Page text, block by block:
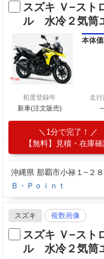
スズキ Ｖ−ス
ル 水冷２気筒
本体
初度登録年
新車(注文販売)
走
1分で完了！
【無料】見積・在庫
沖縄県 那覇市小禄１−２
Ｂ・Ｐｏｉｎｔ
スズキ 複数画像
スズキ Ｖ−ス
ル 水冷２気筒